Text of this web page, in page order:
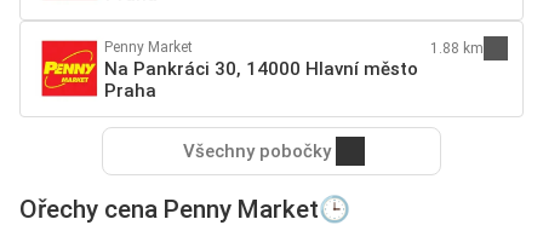
Penny Market
Na Pankráci 30, 14000 Hlavní město
Praha
1.88 km
Všechny pobočky
Ořechy cena Penny Market🕒